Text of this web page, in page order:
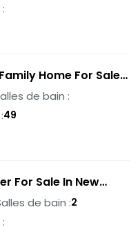
Home For Sale
de bain :
49
For Sale In New
de bain :2